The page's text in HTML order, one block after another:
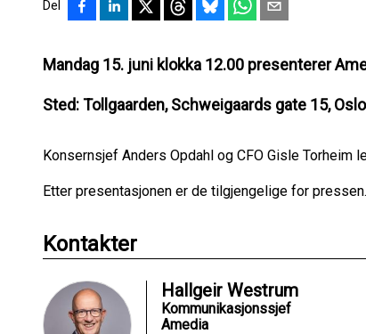
Del
Mandag 15. juni klokka 12.00 presenterer
Sted: Tollgaarden, Schweigaards gate 15, Oslo
Konsernsjef Anders Opdahl og CFO Gisle Torheim
Etter presentasjonen er de tilgjengelige for pressen.
Kontakter
Hallgeir Westrum
Kommunikasjonssjef
Amedia